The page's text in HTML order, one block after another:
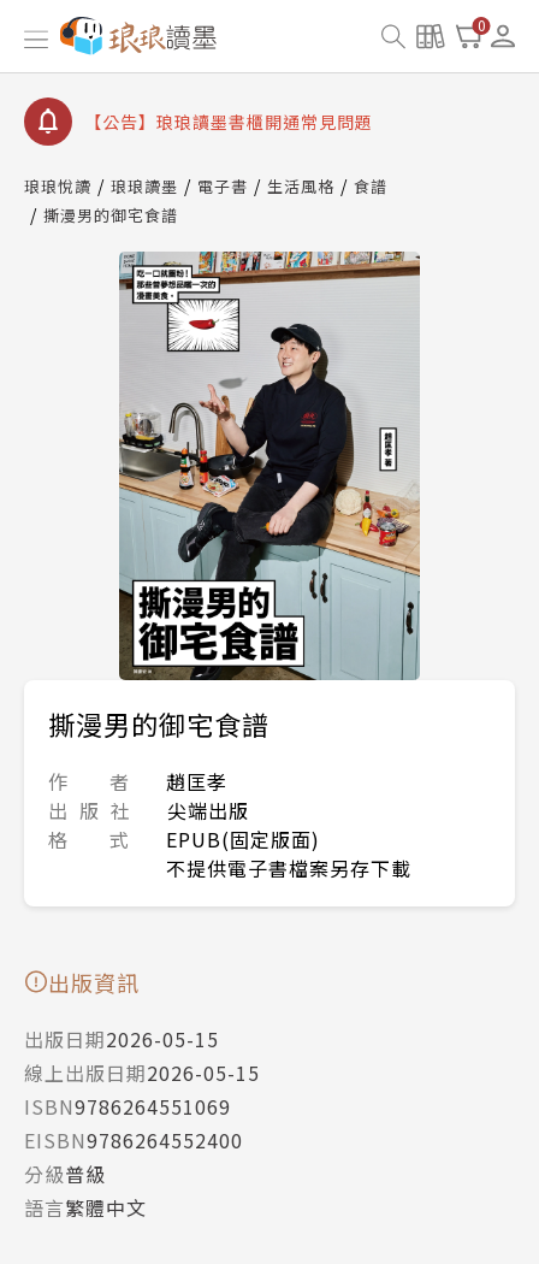
0
【公告】因 Readmoo 讀墨系統維護中，本站同步暫
停部分閱讀服務
【公告】琅琅讀墨數位閱讀資產合併與書櫃開通申請
【公告】琅琅讀墨書櫃開通常見問題
請圖文教學
【公告】琅琅書店服務升級重要說明及資產合併結果
查詢
【公告】因 Readmoo 讀墨系統維護中，本站同步暫
停部分閱讀服務
琅琅悅讀 琅琅讀墨 電子書 生活風格
食譜
撕漫男的御宅食譜
撕漫男的御宅食譜
作 者
趙匡孝
出 版 社
尖端出版
格 式
EPUB(固定版面)
不提供電子書檔案另存下載
出版資訊
出版日期2026-05-15
線上出版日期2026-05-15
ISBN9786264551069
EISBN9786264552400
分級普級
語言繁體中文